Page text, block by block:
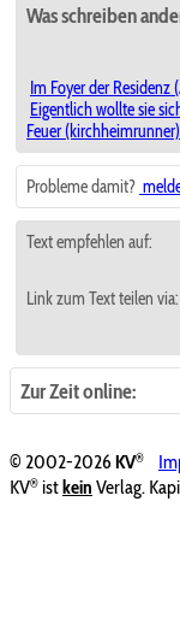
Was schreiben
Im Foyer der Residenz
Eigentlich wollte sie
Feuer (kirchheimrunner)
Probleme damit?
Text empfehlen auf:
Link zum Text teilen via:
Zur Zeit online:
© 2002-2026KV®
KV® istkein Verlag.